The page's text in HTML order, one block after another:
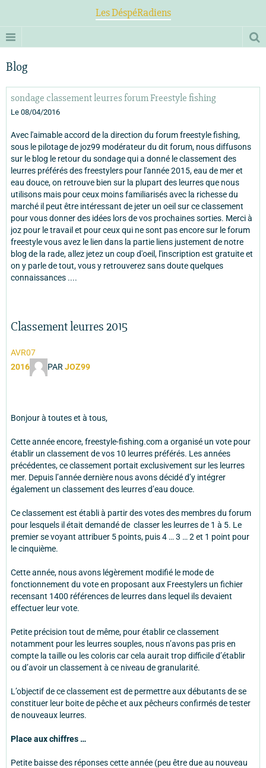
Les DéspéRadiens
Blog
sondage classement leurres forum Freestyle fishing
Le 08/04/2016
Avec l'aimable accord de la direction du forum freestyle fishing,
sous le pilotage de joz99 modérateur du dit forum, nous diffusons
sur le blog le retour du sondage qui a donné le classement des
leurres préférés des freestylers pour l'année 2015, eau de mer et
eau douce, on retrouve bien sur la plupart des leurres que nous
utilisons mais pour ceux moins familiarisés avec la richesse du
marché il peut être intéressant de jeter un oeil sur ce classement
pour vous donner des idées lors de vos prochaines sorties. Merci à
joz pour le travail et pour ceux qui ne sont pas encore sur le forum
freestyle vous avez le lien dans la partie liens justement de notre
blog de la rade, allez jetez un coup d'oeil, l'inscription est gratuite et
on y parle de tout, vous y retrouverez sans doute quelques
connaissances ....
Classement leurres 2015
AVR07
2016
PAR JOZ99
Bonjour à toutes et à tous,
Cette année encore, freestyle-fishing.com a organisé un vote pour
établir un classement de vos 10 leurres préférés. Les années
précédentes, ce classement portait exclusivement sur les leurres
mer. Depuis l’année dernière nous avons décidé d’y intégrer
également un classement des leurres d’eau douce.
Ce classement est établi à partir des votes des membres du forum
pour lesquels il était demandé de classer les leurres de 1 à 5. Le
premier se voyant attribuer 5 points, puis 4 … 3 … 2 et 1 point pour
le cinquième.
Cette année, nous avons légèrement modifié le mode de
fonctionnement du vote en proposant aux Freestylers un fichier
recensant 1400 références de leurres dans lequel ils devaient
effectuer leur vote.
Petite précision tout de même, pour établir ce classement
notamment pour les leurres souples, nous n’avons pas pris en
compte la taille ou les coloris car cela aurait trop difficile d’établir
ou d’avoir un classement à ce niveau de granularité.
L’objectif de ce classement est de permettre aux débutants de se
constituer leur boite de pêche et aux pêcheurs confirmés de tester
de nouveaux leurres.
Place aux chiffres …
Petite baisse des réponses cette année (peu être due au nouveau